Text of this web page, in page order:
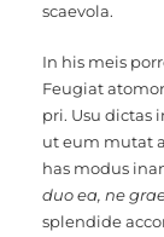
scaevola.
In his meis
Feugiat
pri. Usu dictas
ut eum mutat
has modus
duo ea, ne
splendide